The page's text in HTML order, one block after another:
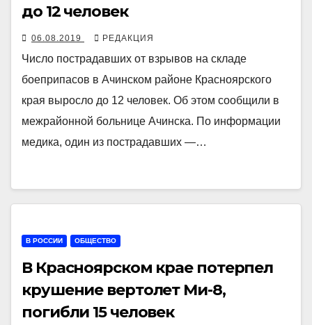
до 12 человек
06.08.2019 РЕДАКЦИЯ
Число пострадавших от взрывов на складе
боеприпасов в Ачинском районе Красноярского
края выросло до 12 человек. Об этом сообщили в
межрайонной больнице Ачинска. По информации
медика, один из пострадавших —…
В РОССИИ ОБЩЕСТВО
В Красноярском крае потерпел
крушение вертолет Ми-8,
погибли 15 человек